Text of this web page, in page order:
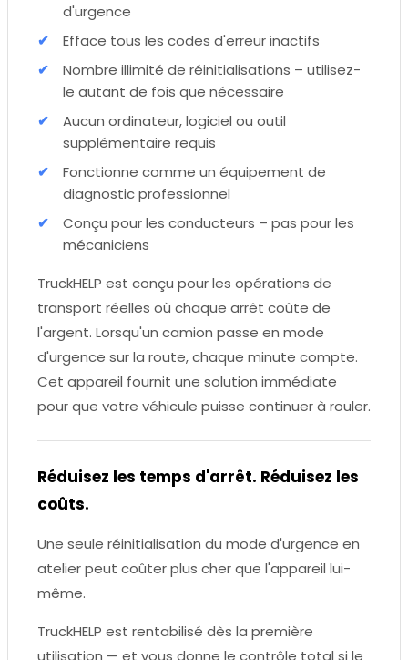
d'urgence
Efface tous les codes d'erreur inactifs
Nombre illimité de réinitialisations – utilisez-
le autant de fois que nécessaire
Aucun ordinateur, logiciel ou outil
supplémentaire requis
Fonctionne comme un équipement de
diagnostic professionnel
Conçu pour les conducteurs – pas pour les
mécaniciens
TruckHELP est conçu pour les opérations de
transport réelles où chaque arrêt coûte de
l'argent. Lorsqu'un camion passe en mode
d'urgence sur la route, chaque minute compte.
Cet appareil fournit une solution immédiate
pour que votre véhicule puisse continuer à rouler.
Réduisez les temps d'arrêt. Réduisez les
coûts.
Une seule réinitialisation du mode d'urgence en
atelier peut coûter plus cher que l'appareil lui-
même.
TruckHELP est rentabilisé dès la première
utilisation — et vous donne le contrôle total si le